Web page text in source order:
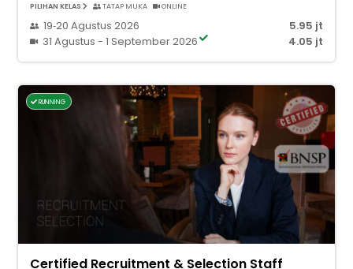
PILIHAN KELAS TATAP MUKA ONLINE
19‑20 Agustus 2026
5.95 jt
31 Agustus - 1 September 2026
4.05 jt
RUNNING
Certified Recruitment & Selection Staff